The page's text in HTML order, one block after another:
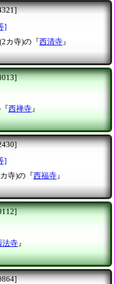
]
カ寺)の『西清寺 』
西禅寺』
]
寺)の『西福寺』
法寺 』